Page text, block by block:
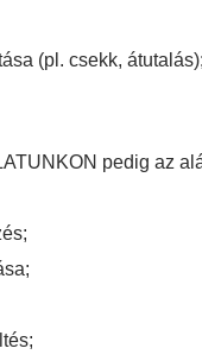
(pl. csekk, átutalás);
pedig az